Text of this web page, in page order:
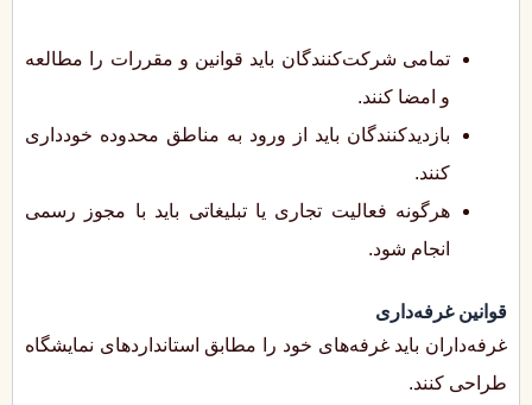
تمامی شرکت‌کنندگان باید قوانین و مقررات را مطالعه
و امضا کنند.
بازدیدکنندگان باید از ورود به مناطق محدوده خودداری
کنند.
هرگونه فعالیت تجاری یا تبلیغاتی باید با مجوز رسمی
انجام شود.
قوانین غرفه‌داری
غرفه‌داران باید غرفه‌های خود را مطابق استانداردهای نمایشگاه
طراحی کنند.